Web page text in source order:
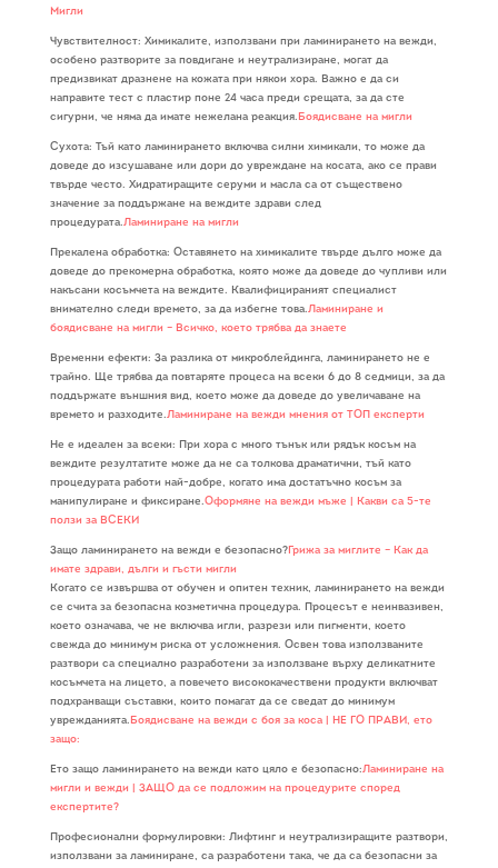
Мигли
Чувствителност: Химикалите, използвани при ламинирането на вежди,
особено разтворите за повдигане и неутрализиране, могат да
предизвикат дразнене на кожата при някои хора. Важно е да си
направите тест с пластир поне 24 часа преди срещата, за да сте
сигурни, че няма да имате нежелана реакция. Боядисване на мигли
Сухота: Тъй като ламинирането включва силни химикали, то може да
доведе до изсушаване или дори до увреждане на косата, ако се прави
твърде често. Хидратиращите серуми и масла са от съществено
значение за поддържане на веждите здрави след
процедурата.Ламиниране на мигли
Прекалена обработка: Оставянето на химикалите твърде дълго може да
доведе до прекомерна обработка, която може да доведе до чупливи или
накъсани косъмчета на веждите. Квалифицираният специалист
внимателно следи времето, за да избегне това.Ламиниране и
боядисване на мигли – Всичко, което трябва да знаете
Временни ефекти: За разлика от микроблейдинга, ламинирането не е
трайно. Ще трябва да повтаряте процеса на всеки 6 до 8 седмици, за да
поддържате външния вид, което може да доведе до увеличаване на
времето и разходите.Ламиниране на вежди мнения от ТОП експерти
Не е идеален за всеки: При хора с много тънък или рядък косъм на
веждите резултатите може да не са толкова драматични, тъй като
процедурата работи най-добре, когато има достатъчно косъм за
манипулиране и фиксиране.Оформяне на вежди мъже | Какви са 5-те
ползи за ВСЕКИ
Защо ламинирането на вежди е безопасно?Грижа за миглите – Как да
имате здрави, дълги и гъсти мигли
Когато се извършва от обучен и опитен техник, ламинирането на вежди
се счита за безопасна козметична процедура. Процесът е неинвазивен,
което означава, че не включва игли, разрези или пигменти, което
свежда до минимум риска от усложнения. Освен това използваните
разтвори са специално разработени за използване върху деликатните
косъмчета на лицето, а повечето висококачествени продукти включват
подхранващи съставки, които помагат да се сведат до минимум
уврежданията. Боядисване на вежди с боя за коса | НЕ ГО ПРАВИ, ето
защо:
Ето защо ламинирането на вежди като цяло е безопасно:Ламиниране на
мигли и вежди | ЗАЩО да се подложим на процедурите според
експертите?
Професионални формулировки: Лифтинг и неутрализиращите разтвори,
използвани за ламиниране, са разработени така, че да са безопасни за